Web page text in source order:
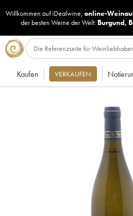
Willkommen auf iDealwine, online-
der besten Weine der Welt: Burgund,
Kaufen VERKAUFEN